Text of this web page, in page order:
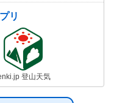
リ
登山天気